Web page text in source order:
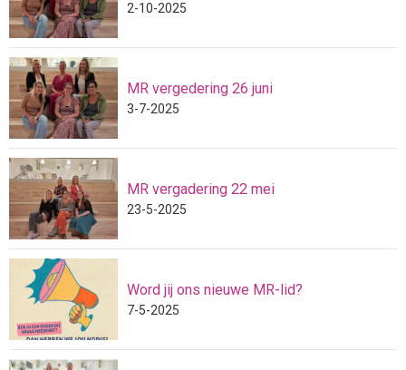
2-10-2025
MR vergedering 26 juni
3-7-2025
MR vergadering 22 mei
23-5-2025
Word jij ons nieuwe MR-lid?
7-5-2025